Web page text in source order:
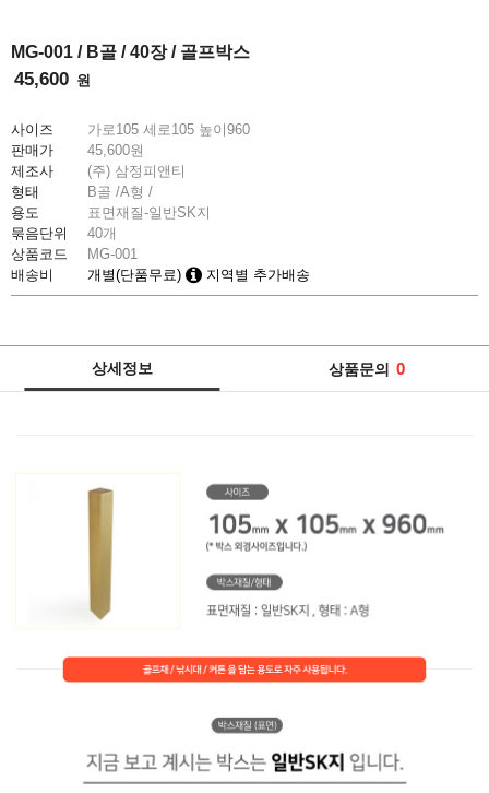
MG-001 / B골 / 40장 / 골프박스
45,600 원
사이즈 가로105 세로105 높이960
판매가
45,600원
제조사
(주) 삼정피앤티
형태
B골 /A형 /
용도
표면재질-일반SK지
묶음단위
40개
상품코드
MG-001
배송비
개별(단품무료) 지역별 추가배송
상세정보 상품문의 0